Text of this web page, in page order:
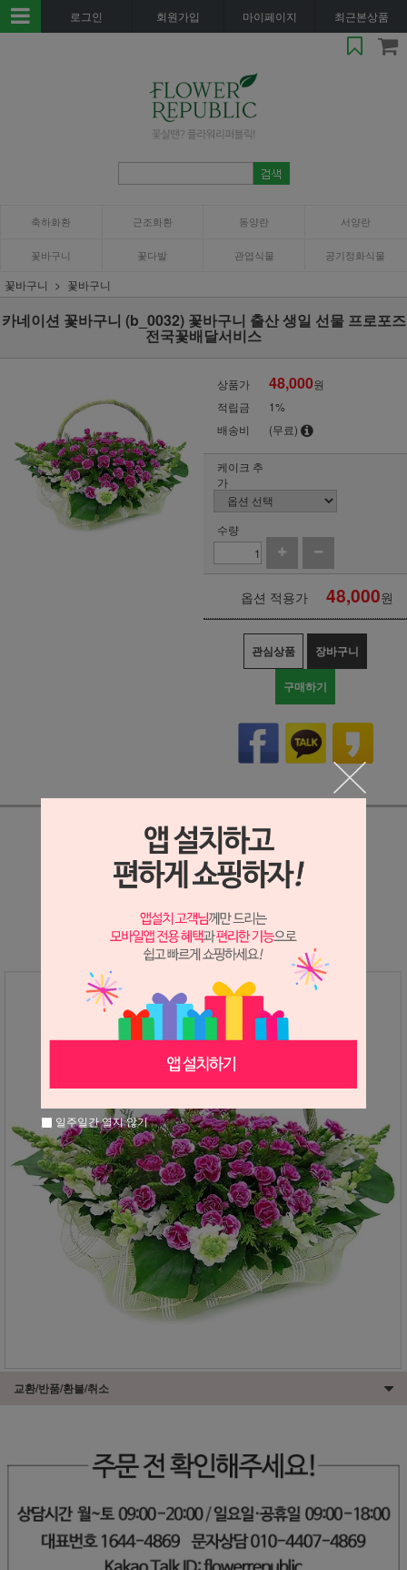
로그인 회원가입 마이페이지 최근본상품
축하화환 근조화환 동양란 서양란
꽃바구니 꽃다발 관엽식물 공기정화식물
꽃바구니 꽃바구니
카네이션 꽃바구니 (b_0032) 꽃바구니 출산 생일 선물 프로포즈
전국꽃배달서비스
상품가 48,000원
적립금
1%
배송비
(무료)
케이크 추
가
수량
옵션 적용가 48,000원
관심상품 장바구니
구매하기
상세정보 새창 열기
교환/반품/환불/취소
일주일간 열지 않기